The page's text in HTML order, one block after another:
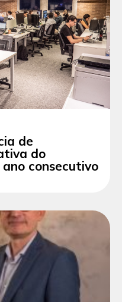
de
do
consecutivo